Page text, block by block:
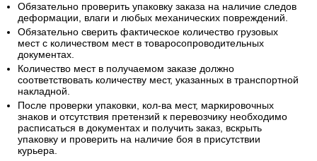
Обязательно проверить упаковку заказа на наличие следов
деформации, влаги и любых механических повреждений.
Обязательно сверить фактическое количество грузовых
мест с количеством мест в товаросопроводительных
документах.
Количество мест в получаемом заказе должно
соответствовать количеству мест, указанных в транспортной
накладной.
После проверки упаковки, кол-ва мест, маркировочных
знаков и отсутствия претензий к перевозчику необходимо
расписаться в документах и получить заказ, вскрыть
упаковку и проверить на наличие боя в присутствии
курьера.